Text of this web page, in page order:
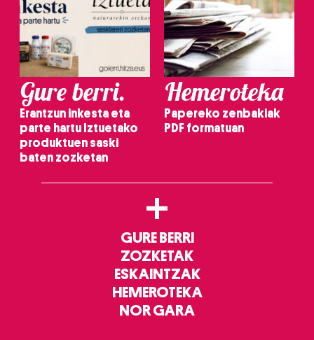
Gure berri.
Erantzun inkesta eta
parte hartu Iztuetako
produktuen saski
baten zozketan
Hemeroteka
Papereko zenbakiak
PDF formatuan
+
GURE BERRI
ZOZKETAK
ESKAINTZAK
HEMEROTEKA
NOR GARA